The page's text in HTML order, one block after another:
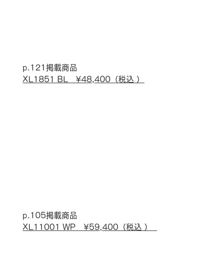
p.121掲載商品
XL1851 BL　¥48,400（税込 ）
p.105掲載商品
XL11001 WP　¥59,400（税込 ）